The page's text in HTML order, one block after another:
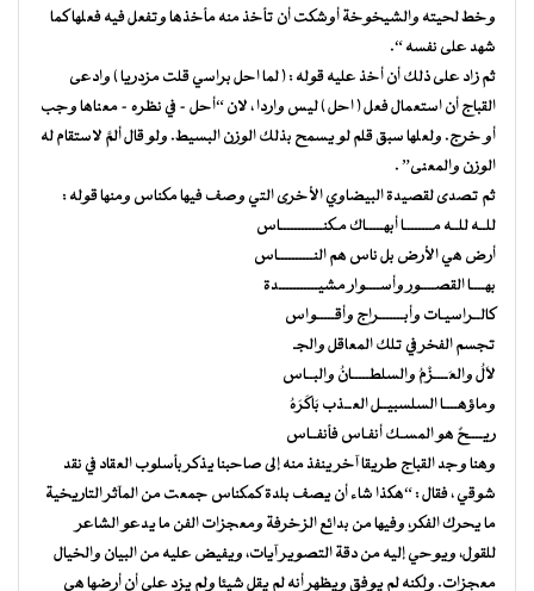
وخط لحيته والشيخوخة أوشكت أن تأخذ منه مأخذها وتفعل فيه فعلها كما
شهد على نفسه “.
ثم زاد على ذلك أن أخذ عليه قوله : ( لما احل براسي قلت مزدريا ) وادعى
القباج أن استعمال فعل ( احل ) ليس واردا ، لان “أحل – في نظره – معناها وجب
أو خرج. ولعلها سبق قلم لو يسمح بذلك الوزن البسيط. ولو قال ألمَّ لاستقام له
الوزن والمعنى” .
ثم تصدى لقصيدة البيضاوي الأخرى التي وصف فيها مكناس ومنها قوله :
للــه للــه مــــــــا أبهـــــاك مـكنــــــــــــاس
أرض هي الأرض بل ناس هم النــــــــــاس
بهــــا القصــــور وأســــوار مشيـــــــــــدة
كالــراسيـات وأبـــــــراج وأقـــــواس
تجسم الفخر في تلك المعاقل والجـ
لاَلُ والعَــــزْمُ والسلطـــــانُ والبــاس
وماؤهــــا السلسبيــل العــذب بَاكَرَهُ
ريــــحٌ هو المسـك أنفـاس فأنفــاس
وهنا وجد القباج طريقا آخر ينفذ منه إلى صاحبنا يذكر بأسلوب العقاد في نقد
شوقي ، فقال : “هكذا شاء أن يصف بلدة كمكناس جمعت من المآثر التاريخية
ما يحرك الفكر، وفيها من بدائع الزخرفة ومعجزات الفن ما يدعو الشاعر
للقول، ويوحي إليه من دقة التصوير آيات، ويفيض عليه من البيان والخيال
معجزات. ولكنه لم يوفق ويظهر أنه لم يقل شيئا ولم يزد على أن أرضها هي